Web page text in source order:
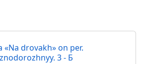
«Na drovakh» on per.
3 - Б